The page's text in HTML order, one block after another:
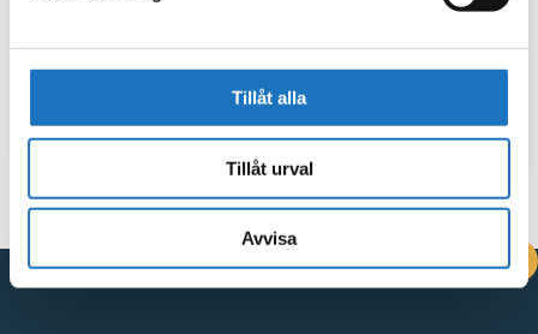
Tillåt alla
Tillåt urval
Avvisa